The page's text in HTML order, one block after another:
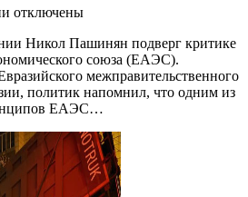
отключены
Никол Пашинян подверг критике
союза (ЕАЭС).
межправительственного
политик напомнил, что одним из
ЕАЭС…